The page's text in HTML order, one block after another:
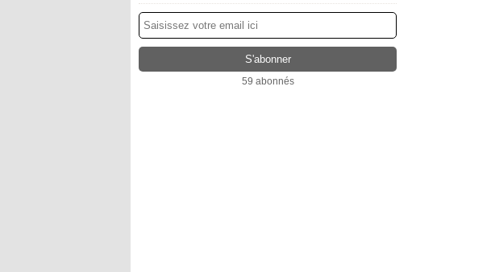
59 abonnés